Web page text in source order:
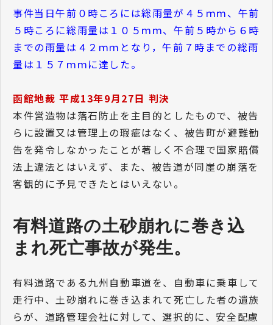
事件当日午前０時ころには総雨量が４５ｍｍ、午前
５時ころに総雨量は１０５ｍｍ、午前５時から６時
までの雨量は４２ｍｍとなり，午前７時までの総雨
量は１５７ｍｍに達した。
函館地裁 平成13年9月27日 判決
本件営造物は落石防止を主目的としたもので、被告
らに設置又は管理上の瑕疵はなく、被告町が避難勧
告を発令しなかったことが著しく不合理で国家賠償
法上違法とはいえず、また、被告道が同崖の崩落を
客観的に予見できたとはいえない。
有料道路の土砂崩れに巻き込
まれ死亡事故が発生。
有料道路である九州自動車道を、自動車に乗車して
走行中、土砂崩れに巻き込まれて死亡した者の遺族
らが、道路管理会社に対して、選択的に、安全配慮